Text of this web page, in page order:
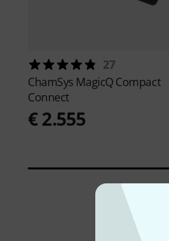
27
ChamSys MagicQ Compact
Connect
€ 2.555